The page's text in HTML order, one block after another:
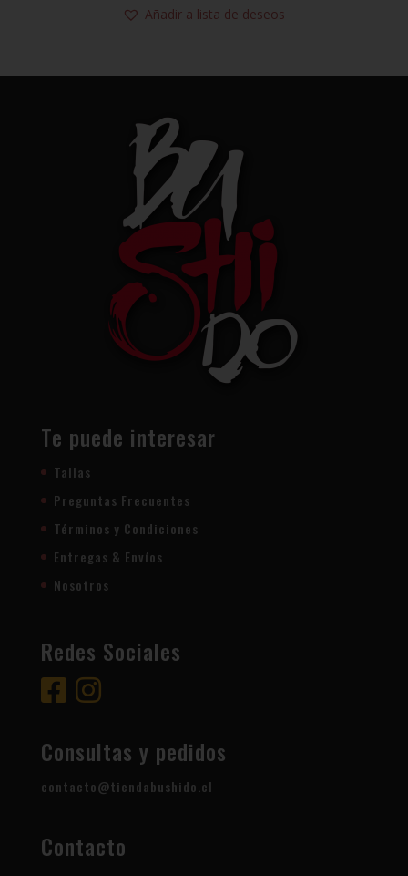
Añadir a lista de deseos
Te puede interesar
Tallas
Preguntas Frecuentes
Términos y Condiciones
Entregas & Envíos
Nosotros
Redes Sociales
Consultas y pedidos
contacto@tiendabushido.cl
Contacto